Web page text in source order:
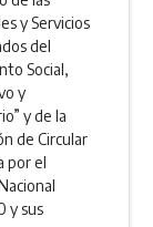
y Servicios
del
Social,
y
y de la
de Circular
por el
y sus